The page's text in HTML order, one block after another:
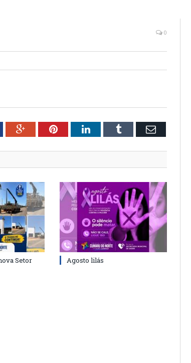
0
Google+PinterestLinkedInTumblr Email
Setor
Agosto lilás